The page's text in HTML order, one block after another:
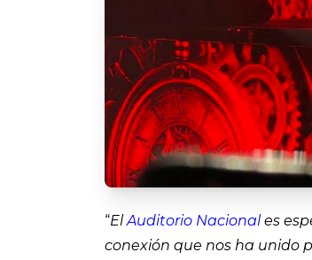
“ElAuditorio Nacionales
conexión que nos ha unido